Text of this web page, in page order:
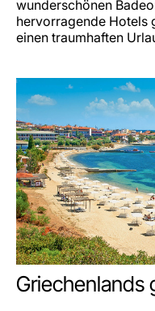
wunderschönen
hervorragende Hotels
einen traumhaften
Griechenlands